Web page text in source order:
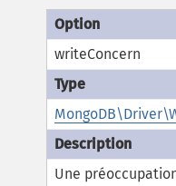
writeConcern
Une